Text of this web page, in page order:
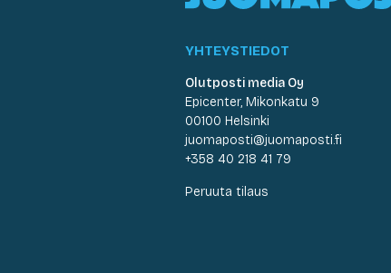
YHTEYSTIEDOT
Olutposti media Oy
Epicenter, Mikonkatu 9
00100 Helsinki
juomaposti@juomaposti.fi
+358 40 218 41 79
Peruuta tilaus